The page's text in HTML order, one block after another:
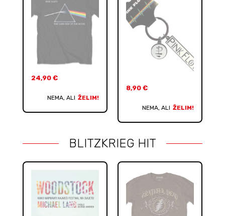
24,90 €
NEMA, ALI ŽELIM!
8,90 €
NEMA, ALI ŽELIM!
BLITZKRIEG HIT